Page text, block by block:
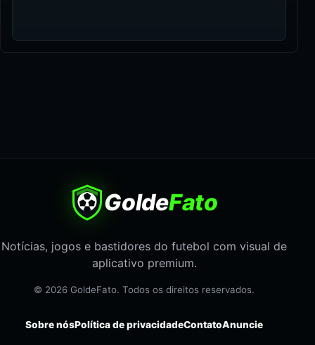
GoldeFato
Notícias, jogos e bastidores do futebol com visual de
aplicativo premium.
© 2026 GoldeFato. Todos os direitos reservados.
Sobre nósPolítica de privacidadeContatoAnuncie